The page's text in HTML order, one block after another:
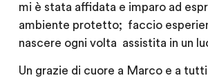
mi è stata affidata e imparo ad
ambiente protetto; faccio
nascere ogni volta assistita in un
Un grazie di cuore a Marco e a